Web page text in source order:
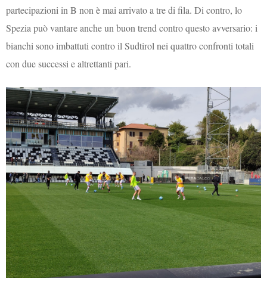
partecipazioni in B non è mai arrivato a tre di fila. Di contro, lo
Spezia può vantare anche un buon trend contro questo avversario: i
bianchi sono imbattuti contro il Sudtirol nei quattro confronti totali
con due successi e altrettanti pari.